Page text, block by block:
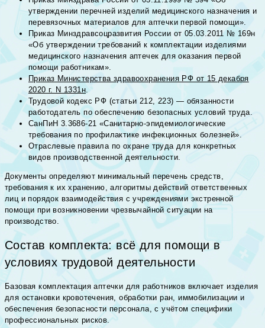
утверждении перечней изделий медицинского назначения и
перевязочных материалов для аптечки первой помощи».
Приказ Минздравсоцразвития России от 05.03.2011 № 169н
«Об утверждении требований к комплектации изделиями
медицинского назначения аптечек для оказания первой
помощи работникам».
Приказ Министерства здравоохранения РФ от 15 декабря
2020 г. N 1331н.
Трудовой кодекс РФ (статьи 212, 223) — обязанности
работодатель по обеспечению безопасных условий труда.
СанПиН 3.3686-21 «Санитарно-эпидемиологические
требования по профилактике инфекционных болезней».
Отраслевые правила по охране труда для конкретных
видов производственной деятельности.
Документы определяют минимальный перечень средств,
требования к их хранению, алгоритмы действий ответственных
лиц и порядок взаимодействия с учреждениями экстренной
помощи при возникновении чрезвычайной ситуации на
производство.
Состав комплекта: всё для помощи в
условиях трудовой деятельности
Базовая комплектация аптечки для работников включает изделия
для остановки кровотечения, обработки ран, иммобилизации и
обеспечения безопасности персонала, с учётом специфики
профессиональных рисков.